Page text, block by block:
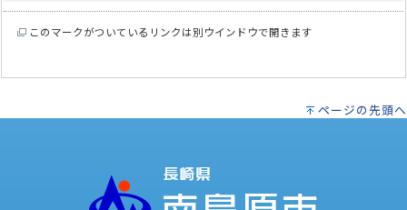
このマークがついているリンクは別ウインドウで開きます
ページの先頭へ